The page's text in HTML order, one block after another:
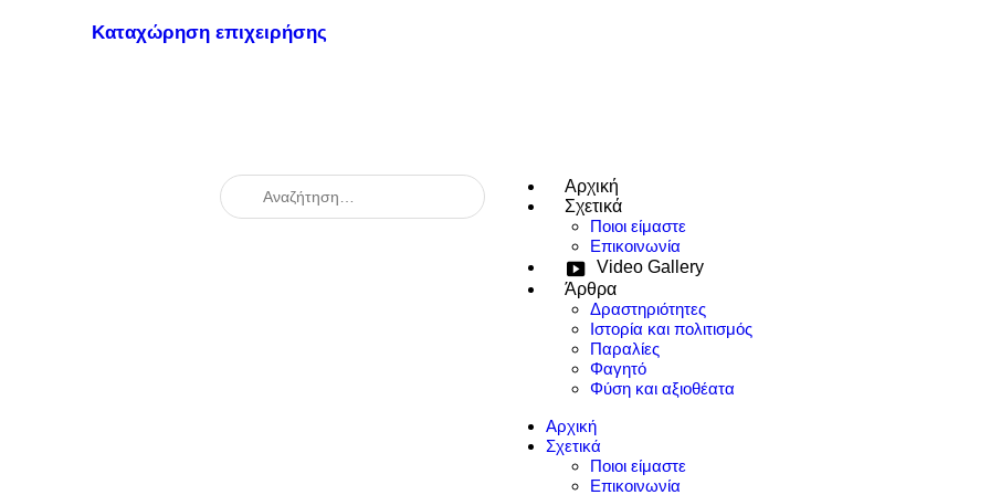
Καταχώρηση επιχειρήσης
When autocomplete results are available use up and down arrows to review and enter to go to the desired
Αρχική
Σχετικά
Ποιοι είμαστε
Επικοινωνία
Video Gallery
Άρθρα
Δραστηριότητες
Ιστορία και πολιτισμός
Παραλίες
Φαγητό
Φύση και αξιοθέατα
Αρχική
Σχετικά
Ποιοι είμαστε
Επικοινωνία